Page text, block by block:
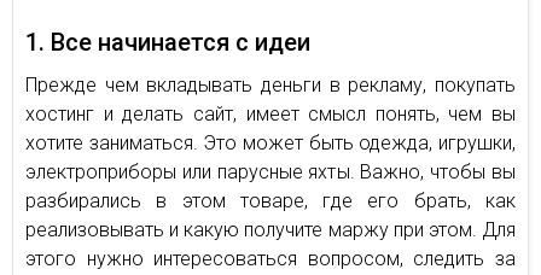
1. Все начинается с идеи
Прежде чем вкладывать деньги в рекламу, покупать
хостинг и делать сайт, имеет смысл понять, чем вы
хотите заниматься. Это может быть одежда, игрушки,
электроприборы или парусные яхты. Важно, чтобы вы
разбирались в этом товаре, где его брать, как
реализовывать и какую получите маржу при этом. Для
этого нужно интересоваться вопросом, следить за